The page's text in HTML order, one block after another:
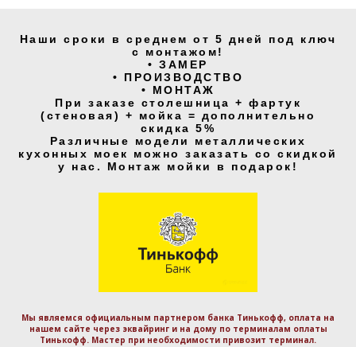
Наши сроки в среднем от 5 дней под ключ
с монтажом!
• ЗАМЕР
• ПРОИЗВОДСТВО
• МОНТАЖ
При заказе столешница + фартук
(стеновая) + мойка = дополнительно
скидка 5%
Различные модели металлических
кухонных моек можно заказать со скидкой
у нас. Монтаж мойки в подарок!
Мы являемся официальным партнером банка Тинькофф, оплата на
нашем сайте через эквайринг и на дому по терминалам оплаты
Тинькофф. Маcтер при необходимости привозит терминал.